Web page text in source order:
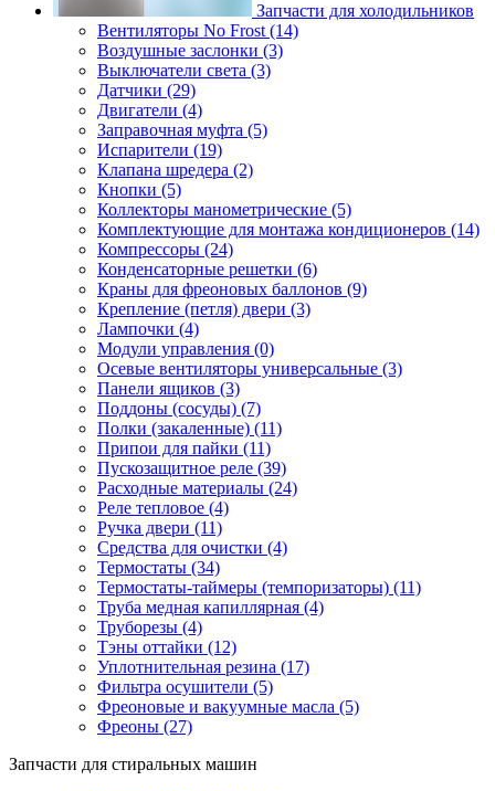
Запчасти для холодильников
Вентиляторы No Frost (14)
Воздушные заслонки (3)
Выключатели света (3)
Датчики (29)
Двигатели (4)
Заправочная муфта (5)
Испарители (19)
Клапана шредера (2)
Кнопки (5)
Коллекторы манометрические (5)
Комплектующие для монтажа кондиционеров (14)
Компрессоры (24)
Конденсаторные решетки (6)
Краны для фреоновых баллонов (9)
Крепление (петля) двери (3)
Лампочки (4)
Модули управления (0)
Осевые вентиляторы универсальные (3)
Панели ящиков (3)
Поддоны (сосуды) (7)
Полки (закаленные) (11)
Припои для пайки (11)
Пускозащитное реле (39)
Расходные материалы (24)
Реле тепловое (4)
Ручка двери (11)
Средства для очистки (4)
Термостаты (34)
Термостаты-таймеры (темпоризаторы) (11)
Труба медная капиллярная (4)
Труборезы (4)
Тэны оттайки (12)
Уплотнительная резина (17)
Фильтра осушители (5)
Фреоновые и вакуумные масла (5)
Фреоны (27)
Запчасти для стиральных машин